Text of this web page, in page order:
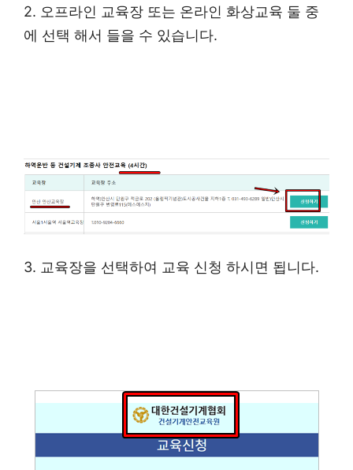
2. 오프라인 교육장 또는 온라인 화상교육 둘 중
에 선택 해서 들을 수 있습니다.
3. 교육장을 선택하여 교육 신청 하시면 됩니다.